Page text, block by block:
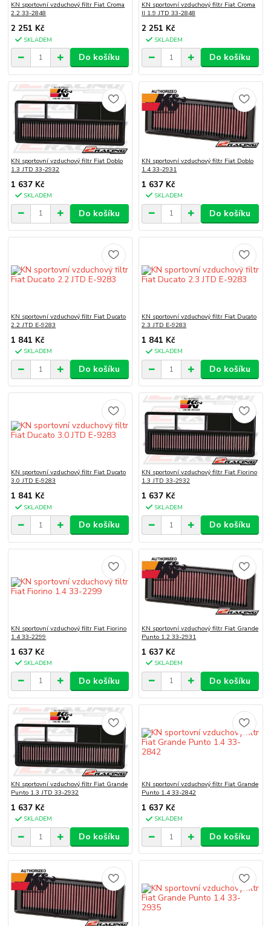
KN sportovní vzduchový filtr Fiat Croma
2.2 33-2848
2 251 Kč
SKLADEM
Do košíku
KN sportovní vzduchový filtr Fiat Croma
II 1.9 JTD 33-2848
2 251 Kč
SKLADEM
Do košíku
KN sportovní vzduchový filtr Fiat Doblo
1.3 JTD 33-2932
1 637 Kč
SKLADEM
Do košíku
KN sportovní vzduchový filtr Fiat Doblo
1.4 33-2931
1 637 Kč
SKLADEM
Do košíku
KN sportovní vzduchový filtr Fiat Ducato
2.2 JTD E-9283
1 841 Kč
SKLADEM
Do košíku
KN sportovní vzduchový filtr Fiat Ducato
2.3 JTD E-9283
1 841 Kč
SKLADEM
Do košíku
KN sportovní vzduchový filtr Fiat Ducato
3.0 JTD E-9283
1 841 Kč
SKLADEM
Do košíku
KN sportovní vzduchový filtr Fiat Fiorino
1.3 JTD 33-2932
1 637 Kč
SKLADEM
Do košíku
KN sportovní vzduchový filtr Fiat Fiorino
1.4 33-2299
1 637 Kč
SKLADEM
Do košíku
KN sportovní vzduchový filtr Fiat Grande
Punto 1.2 33-2931
1 637 Kč
SKLADEM
Do košíku
KN sportovní vzduchový filtr Fiat Grande
Punto 1.3 JTD 33-2932
1 637 Kč
SKLADEM
Do košíku
KN sportovní vzduchový filtr Fiat Grande
Punto 1.4 33-2842
1 637 Kč
SKLADEM
Do košíku